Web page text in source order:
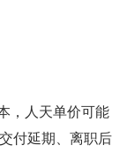
，人天单价可能
付延期、离职后